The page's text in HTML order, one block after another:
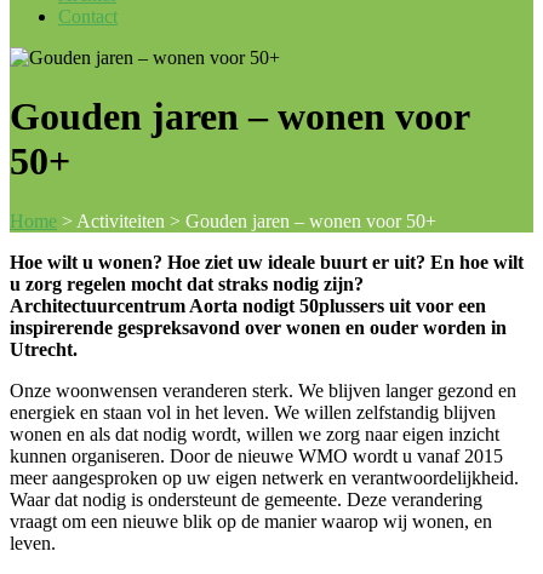
Contact
Gouden jaren – wonen voor
50+
Home > Activiteiten > Gouden jaren – wonen voor 50+
Hoe wilt u wonen? Hoe ziet uw ideale buurt er uit? En hoe wilt
u zorg regelen mocht dat straks nodig zijn?
Architectuurcentrum Aorta nodigt 50plussers uit voor een
inspirerende gespreksavond over wonen en ouder worden in
Utrecht.
Onze woonwensen veranderen sterk. We blijven langer gezond en
energiek en staan vol in het leven. We willen zelfstandig blijven
wonen en als dat nodig wordt, willen we zorg naar eigen inzicht
kunnen organiseren. Door de nieuwe WMO wordt u vanaf 2015
meer aangesproken op uw eigen netwerk en verantwoordelijkheid.
Waar dat nodig is ondersteunt de gemeente. Deze verandering
vraagt om een nieuwe blik op de manier waarop wij wonen, en
leven.